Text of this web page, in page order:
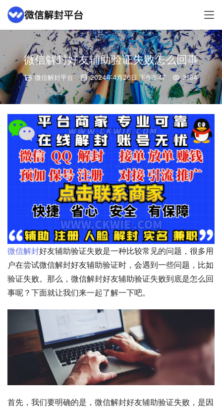
微信解封好友辅助验证失败怎么回事
微信解封平台 2024年4月26日 下午8:47 3184
微信解封好友辅助验证失败是一种比较常见的问题，很多用
户在尝试微信解封好友辅助验证时，会遇到一些问题，比如
验证失败。那么，微信解封好友辅助验证失败到底是怎么回
事呢？下面就让我们来一起了解一下吧。
首先，我们要明确的是，微信解封好友辅助验证失败，是因